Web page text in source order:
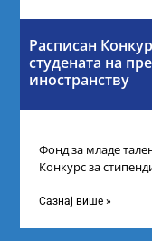
Расписан
студената на
иностранству
Фонд за младе
Конкурс за
Сазнај више »